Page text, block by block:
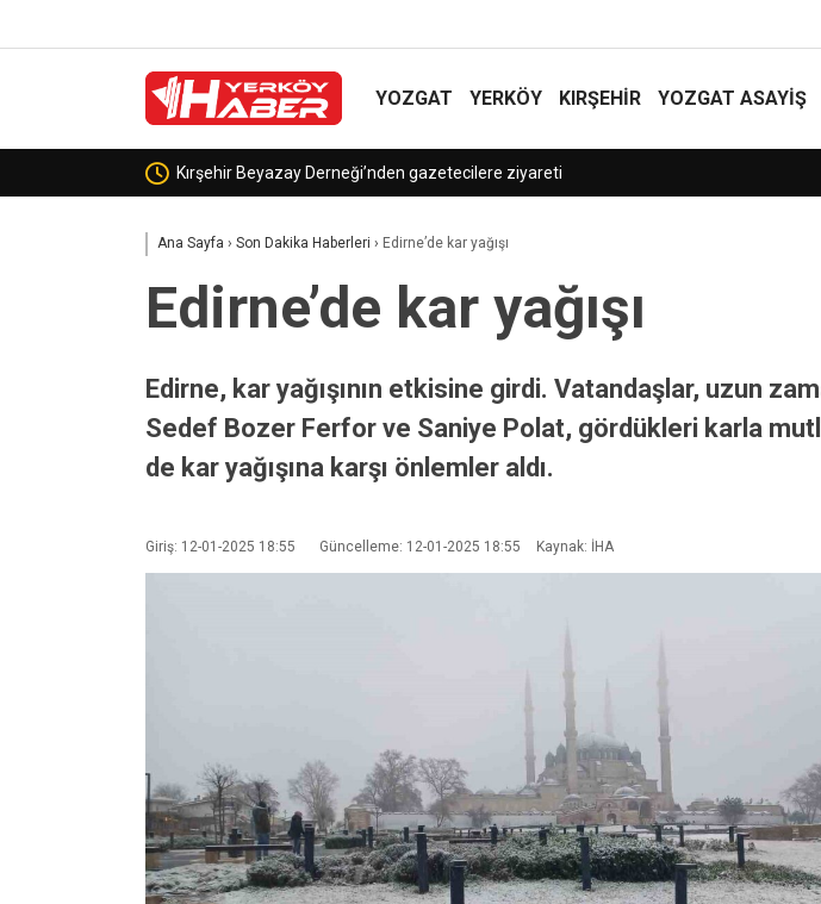
YOZGAT YERKÖY KIRŞEHİR YOZGAT ASAYIŞ
Rusya’dan Ukrayna’ya saldırı: 11 ölü
Ana Sayfa › Son Dakika Haberleri › Edirne’de kar yağışı
Edirne’de kar yağışı
Edirne, kar yağışının etkisine girdi. Vatandaşlar, uzun
Sedef Bozer Ferfor ve Saniye Polat, gördükleri karla
de kar yağışına karşı önlemler aldı.
Giriş: 12-01-2025 18:55 Güncelleme: 12-01-2025 18:55 Kaynak: İHA